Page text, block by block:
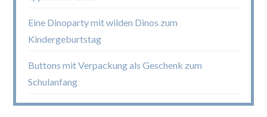
Eine Dinoparty mit wilden Dinos zum
Kindergeburtstag
Buttons mit Verpackung als Geschenk zum
Schulanfang